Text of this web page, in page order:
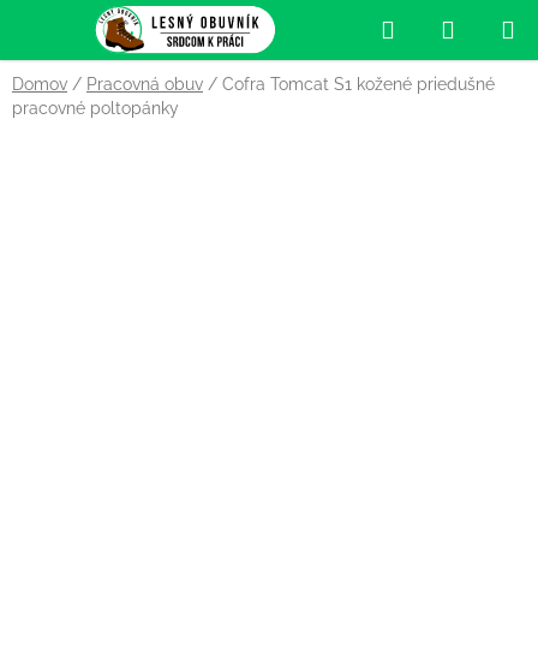
obsah
Hľadať
KOŠÍK
Domov / Pracovná obuv / Cofra Tomcat S1 kožené priedušné
pracovné poltopánky